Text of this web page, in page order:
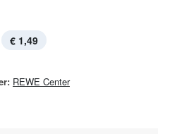
€ 1,49
REWE Center